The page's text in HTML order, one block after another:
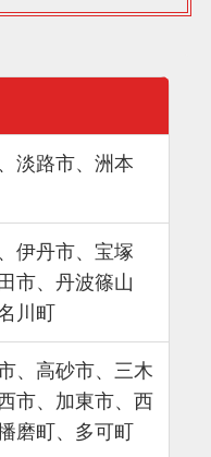
淡路市、洲本
伊丹市、宝塚
市、丹波篠山
川町
、高砂市、三木
市、加東市、西
磨町、多可町